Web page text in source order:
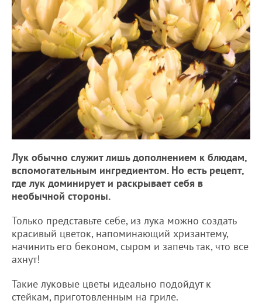
Лук обычно служит лишь дополнением к блюдам,
вспомогательным ингредиентом. Но есть рецепт,
где лук доминирует и раскрывает себя в
необычной стороны.
Только представьте себе, из лука можно создать
красивый цветок, напоминающий хризантему,
начинить его беконом, сыром и запечь так, что все
ахнут!
Такие луковые цветы идеально подойдут к
стейкам, приготовленным на гриле.